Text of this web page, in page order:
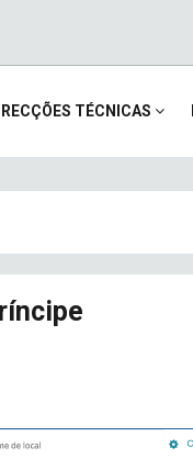
TÉCNICAS